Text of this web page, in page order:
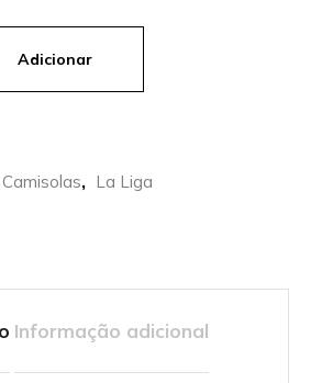
| Terceira Camisola 24-25
Adicionar
Camisolas, La Liga
Informação adicional